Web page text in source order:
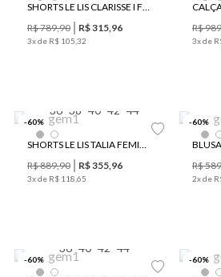
SHORTS LE LIS CLARISSE I FEMININO
R$789,90 R$315,96
3x de R$ 105 32
R$989
3x de
-60%
36 38 40 42 44
SHORTS LE LIS TALIA FEMININO
R$889,90 R$355,96
3x de R$ 118 65
-60%
R$589
2x de
-60%
36 40 42 44
-60%